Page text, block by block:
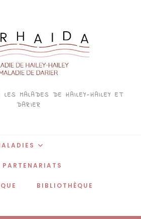
LES MALADES DE HAILEY-HAILEY ET
DARIER
PARTENARIATS
BIBLIOTHÈQUE